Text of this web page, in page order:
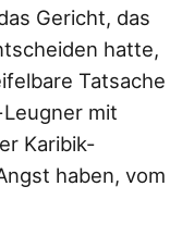
Gericht, das
hatte,
Tatsache
mit
Karibik-
haben, vom